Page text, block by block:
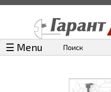
☰ Menu Поиск